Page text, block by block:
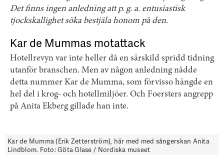
Det finns ingen anledning att p. g. a. entusiastisk
tjockskallighet söka bestjäla honom på den.
Kar de Mummas motattack
Hotellrevyn var inte heller då en särskild spridd tidning
utanför branschen. Men av någon anledning nådde
detta nummer Kar de Mumma, som förvisso hängde en
hel del i krog- och hotellmiljöer. Och Foersters angrepp
på Anita Ekberg gillade han inte.
Kar de Mumma (Erik Zetterström), här med med sångerskan Anita
Lindblom. Foto: Göta Glase / Nordiska museet